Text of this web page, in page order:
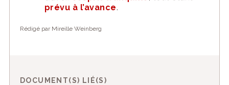
prévu à l’avance.
Rédigé par Mireille Weinberg
DOCUMENT(S) LIÉ(S)